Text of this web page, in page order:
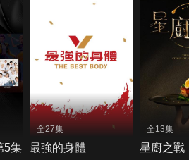
5集
全27集
最強的身體
全13集
星廚之戰